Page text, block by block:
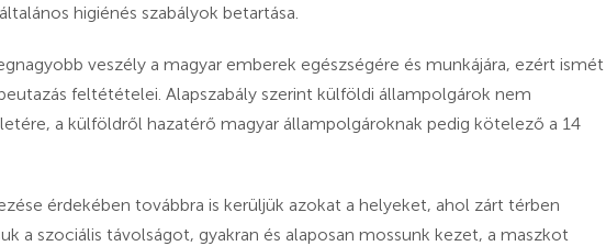
higiénés szabályok betartása.
veszély a magyar emberek egészségére és munkájára, ezért ismét
feltétételei. Alapszabály szerint külföldi állampolgárok nem
a külföldről hazatérő magyar állampolgároknak pedig kötelező a 14
érdekében továbbra is kerüljük azokat a helyeket, ahol zárt térben
a szociális távolságot, gyakran és alaposan mossunk kezet, a maszkot